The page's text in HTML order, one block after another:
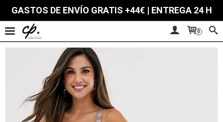
GASTOS DE ENVÍO GRATIS +44€ | ENTREGA 24 H
0